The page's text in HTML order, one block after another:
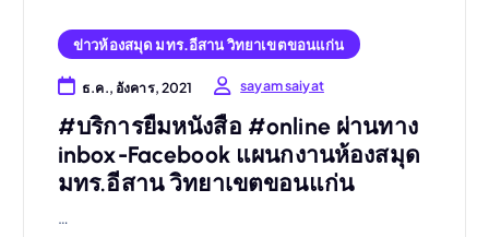
ข่าวห้องสมุด มทร.อีสาน วิทยาเขตขอนแก่น
ธ.ค., อังคาร, 2021 sayam saiyat
#บริการยืมหนังสือ #online ผ่านทาง
inbox-Facebook แผนกงานห้องสมุด
มทร.อีสาน วิทยาเขตขอนแก่น
…